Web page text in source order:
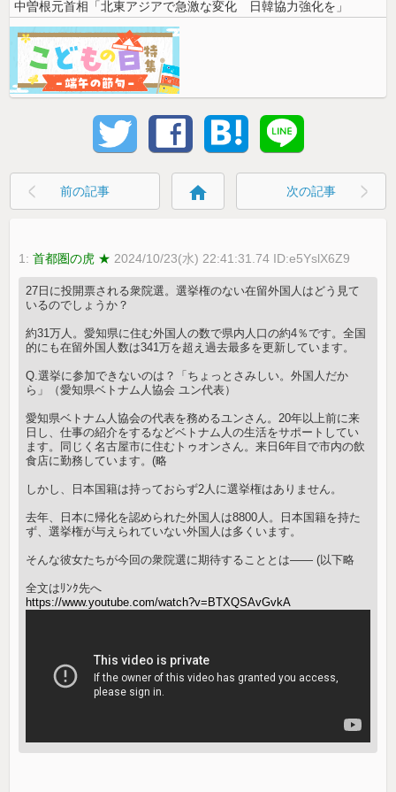
中曽根元首相「北東アジアで急激な変化 日韓協力強化を」
前の記事 home 次の記事
1:首都圏の虎 ★ 2024/10/23(水) 22:41:31.74 ID:e5YslX6Z9
27日に投開票される衆院選。選挙権のない在留外国人はどう見て
いるのでしょうか？
約31万人。愛知県に住む外国人の数で県内人口の約4％です。全国
的にも在留外国人数は341万を超え過去最多を更新しています。
Q.選挙に参加できないのは？「ちょっとさみしい。外国人だか
ら」（愛知県ベトナム人協会 ユン代表）
愛知県ベトナム人協会の代表を務めるユンさん。20年以上前に来
日し、仕事の紹介をするなどベトナム人の生活をサポートしてい
ます。同じく名古屋市に住むトゥオンさん。来日6年目で市内の飲
食店に勤務しています。(略
しかし、日本国籍は持っておらず2人に選挙権はありません。
去年、日本に帰化を認められた外国人は8800人。日本国籍を持た
ず、選挙権が与えられていない外国人は多くいます。
そんな彼女たちが今回の衆院選に期待することとは―― (以下略
全文はﾘﾝｸ先へ
https://www.youtube.com/watch?v=BTXQSAvGvkA